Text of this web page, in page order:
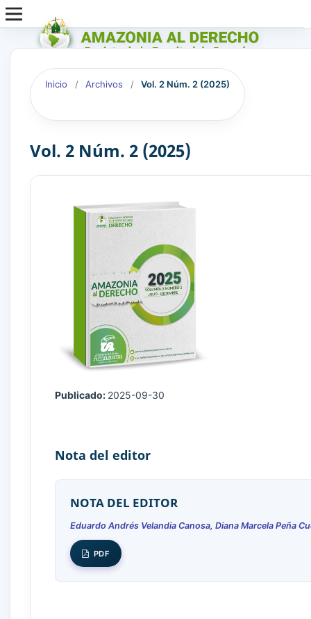
Inicio / Archivos / Vol. 2 Núm. 2 (2025)
Vol. 2 Núm. 2 (2025)
Publicado: 2025-09-30
Nota del editor
NOTA DEL EDITOR
Eduardo Andrés Velandia Canosa, Diana Marcela Peña
PDF